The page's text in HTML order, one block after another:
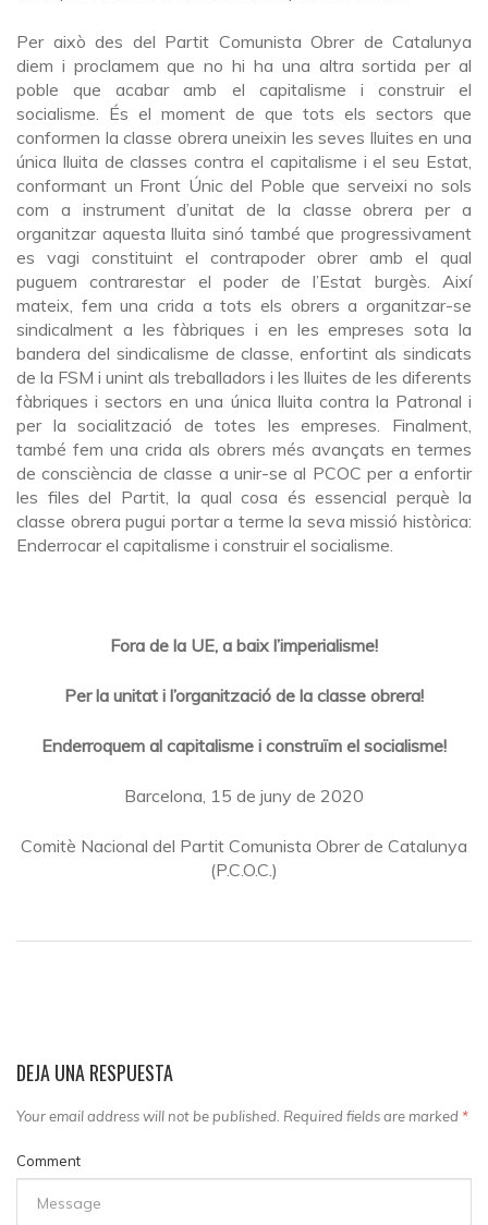
Per això des del Partit Comunista Obrer de Catalunya
diem i proclamem que no hi ha una altra sortida per al
poble que acabar amb el capitalisme i construir el
socialisme. És el moment de que tots els sectors que
conformen la classe obrera uneixin les seves lluites en una
única lluita de classes contra el capitalisme i el seu Estat,
conformant un Front Únic del Poble que serveixi no sols
com a instrument d’unitat de la classe obrera per a
organitzar aquesta lluita sinó també que progressivament
es vagi constituint el contrapoder obrer amb el qual
puguem contrarestar el poder de l’Estat burgès. Així
mateix, fem una crida a tots els obrers a organitzar-se
sindicalment a les fàbriques i en les empreses sota la
bandera del sindicalisme de classe, enfortint als sindicats
de la FSM i unint als treballadors i les lluites de les diferents
fàbriques i sectors en una única lluita contra la Patronal i
per la socialització de totes les empreses. Finalment,
també fem una crida als obrers més avançats en termes
de consciència de classe a unir-se al PCOC per a enfortir
les files del Partit, la qual cosa és essencial perquè la
classe obrera pugui portar a terme la seva missió històrica:
Enderrocar el capitalisme i construir el socialisme.
Fora de la UE, a baix l’imperialisme!
Per la unitat i l’organització de la classe obrera!
Enderroquem al capitalisme i construïm el socialisme!
Barcelona, 15 de juny de 2020
Comitè Nacional del Partit Comunista Obrer de Catalunya
(P.C.O.C.)
DEJA UNA RESPUESTA
Your email address will not be published. Required fields are marked *
Comment